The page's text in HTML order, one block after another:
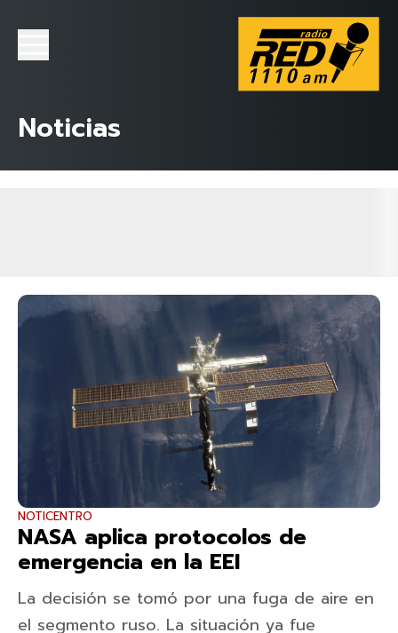
Noticias
NOTICENTRO
NASA aplica protocolos de
emergencia en la EEI
La decisión se tomó por una fuga de aire en
el segmento ruso. La situación ya fue